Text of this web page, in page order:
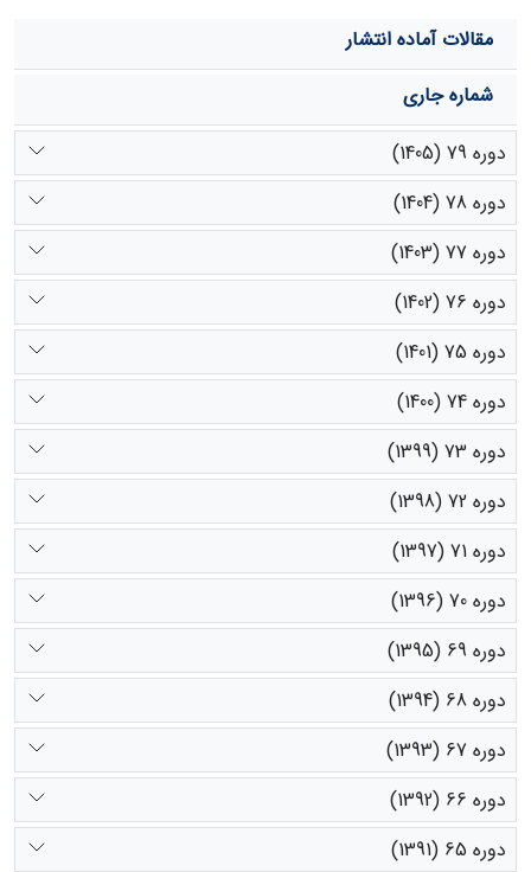
مقالات آماده انتشار
شماره جاری
دوره 79 (1405)
دوره 78 (1404)
دوره 77 (1403)
دوره 76 (1402)
دوره 75 (1401)
دوره 74 (1400)
دوره 73 (1399)
دوره 72 (1398)
دوره 71 (1397)
دوره 70 (1396)
دوره 69 (1395)
دوره 68 (1394)
دوره 67 (1393)
دوره 66 (1392)
دوره 65 (1391)